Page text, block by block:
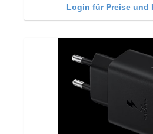
Login für Preise und